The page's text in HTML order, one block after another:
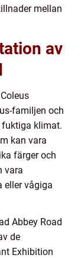
mellan
av
familjen och
fuktiga klimat.
kan vara
färger och
vara
eller vågiga
Abbey Road
de
Exhibition